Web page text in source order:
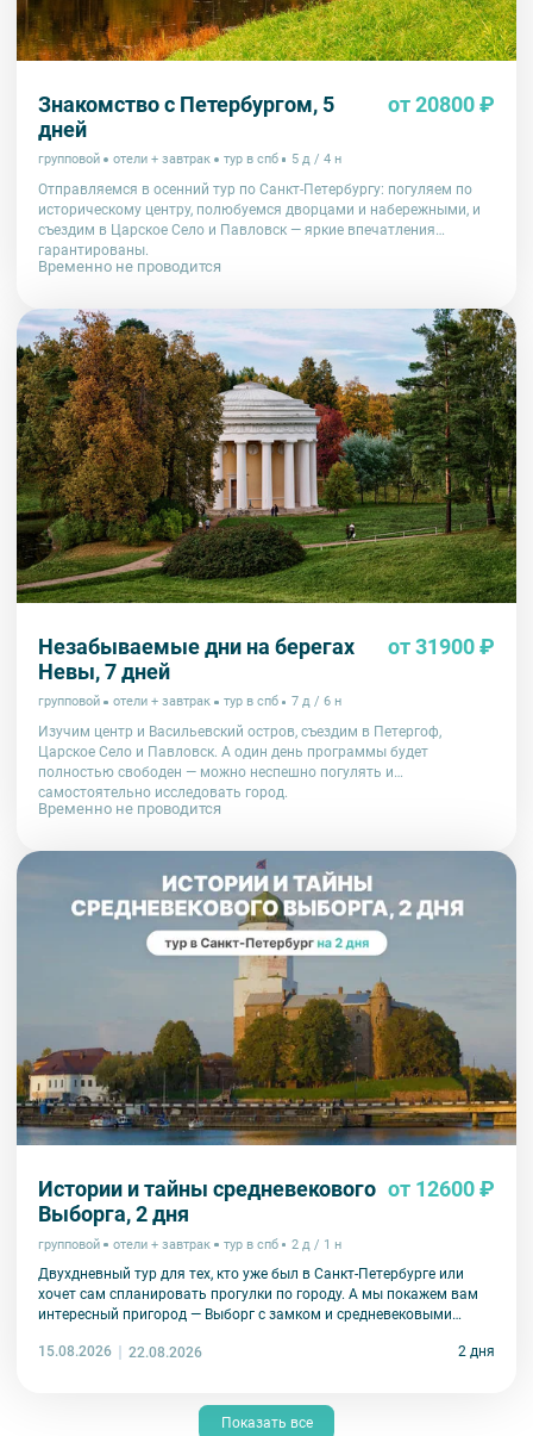
Знакомство с Петербургом, 5
дней
от 20800 ₽
групповой отели + завтрак тур в спб 5 д / 4 н
Отправляемся в осенний тур по Санкт-Петербургу: погуляем по
историческому центру, полюбуемся дворцами и набережными, и
съездим в Царское Село и Павловск — яркие впечатления
гарантированы.
Временно не проводится
Незабываемые дни на берегах
Невы, 7 дней
от 31900 ₽
групповой отели + завтрак тур в спб 7 д / 6 н
Изучим центр и Васильевский остров, съездим в Петергоф,
Царское Село и Павловск. А один день программы будет
полностью свободен — можно неспешно погулять и
самостоятельно исследовать город.
Временно не проводится
Истории и тайны средневекового
Выборга, 2 дня
от 12600 ₽
групповой отели + завтрак тур в спб 2 д / 1 н
Двухдневный тур для тех, кто уже был в Санкт-Петербурге или
хочет сам спланировать прогулки по городу. А мы покажем вам
интересный пригород — Выборг с замком и средневековыми
15.08.2026
22.08.2026 2 дня
Показать все